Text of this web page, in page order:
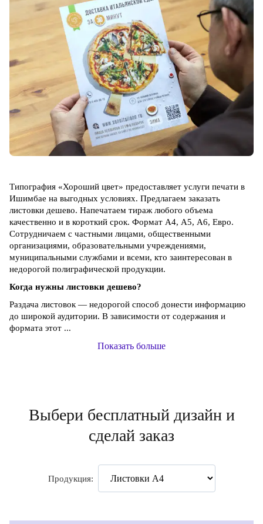
Типография «Хороший цвет» предоставляет услуги печати в
Ишимбае на выгодных условиях. Предлагаем заказать
листовки дешево. Напечатаем тираж любого объема
качественно и в короткий срок. Формат А4, А5, А6, Евро.
Сотрудничаем с частными лицами, общественными
организациями, образовательными учреждениями,
муниципальными службами и всеми, кто заинтересован в
недорогой полиграфической продукции.
Когда нужны листовки дешево?
Раздача листовок — недорогой способ донести информацию
до широкой аудитории. В зависимости от содержания и
формата этот ...
Показать больше
Выбери бесплатный дизайн и
сделай заказ
Продукция: